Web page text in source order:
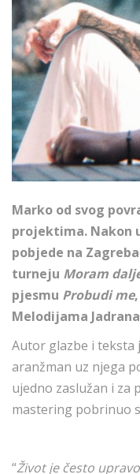
Marko od svog
projektima. Nakon
pobjede na
turneju Moram
pjesmu Probudi me
Melodijama
Autor glazbe i teksta
aranžman uz njega
ujedno zaslužan i za
mastering pobrinuo
“Život je često